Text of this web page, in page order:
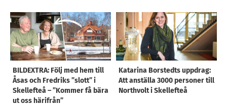
BILDEXTRA: Följ med hem till
Åsas och Fredriks ”slott” i
Skellefteå – ”Kommer få bära
ut oss härifrån”
Katarina Borstedts uppdrag:
Att anställa 3000 personer till
Northvolt i Skellefteå